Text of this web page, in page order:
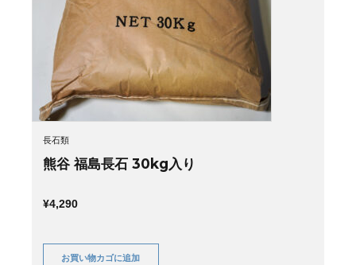
長石類
熊谷 福島長石 30kg入り
¥4,290
お買い物カゴに追加